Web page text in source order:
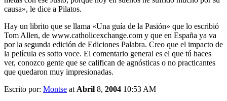
causa», le dice a Pilatos.
Hay un librito que se llama «Una guía de la Pasión» que lo escribió
Tom Allen, de www.catholicexchange.com y que en España ya va
por la segunda edición de Ediciones Palabra. Creo que el impacto de
la película es sotto voce. El comentario general es el que tú haces
ver, conozco gente que se califican de agnósticas o no practicantes
que quedaron muy impresionadas.
Escrito por: Montse at Abril 8, 2004 10:53 AM